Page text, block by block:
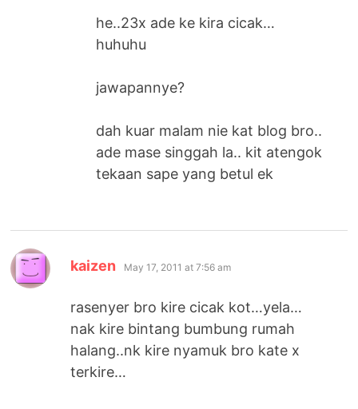
he..23x ade ke kira cicak…
huhuhu
jawapannye?
dah kuar malam nie kat blog bro..
ade mase singgah la.. kit atengok
tekaan sape yang betul ek
kaizen says:
May 17, 2011 at 7:56 am
rasenyer bro kire cicak kot…yela…
nak kire bintang bumbung rumah
halang..nk kire nyamuk bro kate x
terkire…